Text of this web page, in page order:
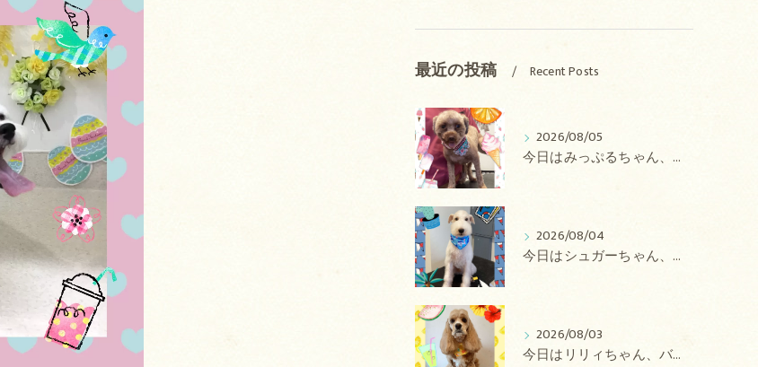
最近の投稿 Recent Posts
2026/08/05
今日はみっぷるちゃん、アトムちゃん、こたろうちゃん、ルルちゃん、アンジュちゃん、がぶちゃんのトリミングの紹介です【奈良のエース動物病院】
2026/08/04
今日はシュガーちゃん、あずきちゃん、ミルキーちゃん、コロンちゃん、ココちゃんのトリミングの紹介です【奈良のエース動物病院】
2026/08/03
今日はリリィちゃん、バディちゃん、プティちゃん、ナッツちゃん、レンちゃんのトリミングの紹介です【奈良のエース動物病院】